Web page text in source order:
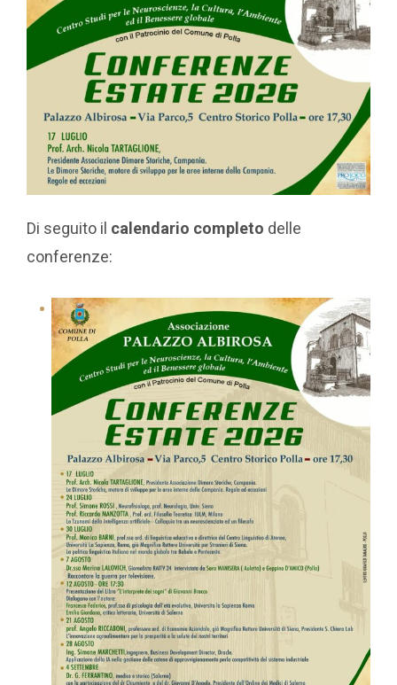
Di seguito il calendario completo delle
conferenze: